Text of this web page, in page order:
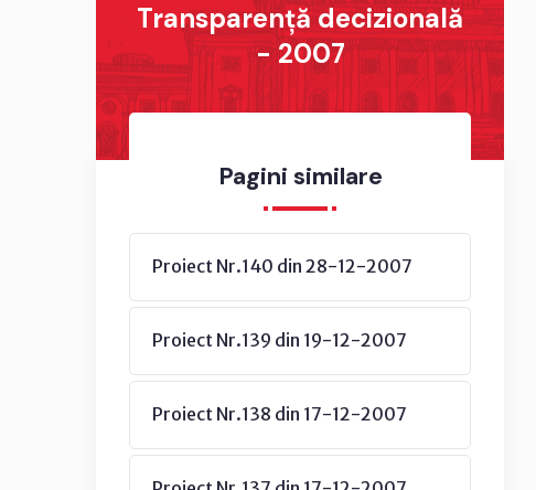
Transparență decizională
- 2007
Pagini similare
Proiect Nr.140 din 28-12-2007
Proiect Nr.139 din 19-12-2007
Proiect Nr.138 din 17-12-2007